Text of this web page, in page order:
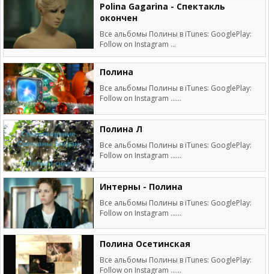
Polina Gagarina - Спектакль
окончен
Все альбомы Полины в iTunes: GooglePlay:
Follow on Instagram ...
Полина
Все альбомы Полины в iTunes: GooglePlay:
Follow on Instagram ......
Полина Л
Все альбомы Полины в iTunes: GooglePlay:
Follow on Instagram ......
Интерны - Полина
Все альбомы Полины в iTunes: GooglePlay:
Follow on Instagram ......
Полина Осетинская
Все альбомы Полины в iTunes: GooglePlay:
Follow on Instagram ......